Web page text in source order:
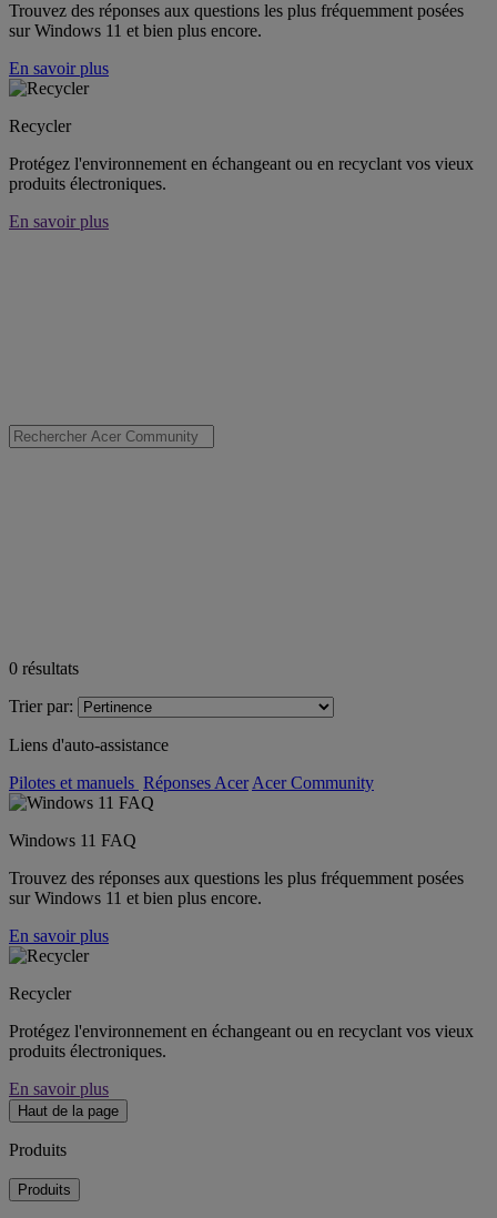
Trouvez des réponses aux questions les plus fréquemment posées
sur Windows 11 et bien plus encore.
En savoir plus
Recycler
Protégez l'environnement en échangeant ou en recyclant vos vieux
produits électroniques.
En savoir plus
0 résultats
Trier par:
Liens d'auto-assistance
Pilotes et manuels Réponses Acer Acer Community
Windows 11 FAQ
Trouvez des réponses aux questions les plus fréquemment posées
sur Windows 11 et bien plus encore.
En savoir plus
Recycler
Protégez l'environnement en échangeant ou en recyclant vos vieux
produits électroniques.
En savoir plus
Haut de la page
Produits
Produits